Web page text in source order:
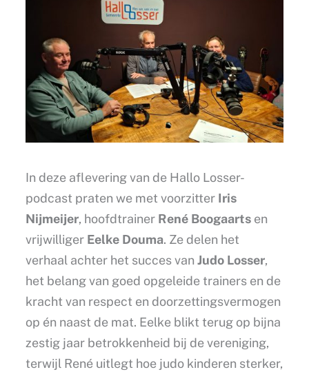
In deze aflevering van de Hallo Losser-
podcast praten we met voorzitter Iris
Nijmeijer, hoofdtrainer René Boogaartsen
vrijwilliger Eelke Douma. Ze delen het
verhaal achter het succes van Judo Losser,
het belang van goed opgeleide trainers en de
kracht van respect en doorzettingsvermogen
op én naast de mat. Eelke blikt terug op bijna
zestig jaar betrokkenheid bij de vereniging,
terwijl René uitlegt hoe judo kinderen sterker,